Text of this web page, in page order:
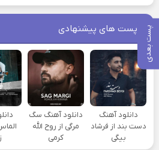
پست بعدی پست های پیشنهادی
دانلود آهنگ
دست بند از فرشاد
بیگی
دانلود آهنگ سگ
مرگی از روح الله
کرمی